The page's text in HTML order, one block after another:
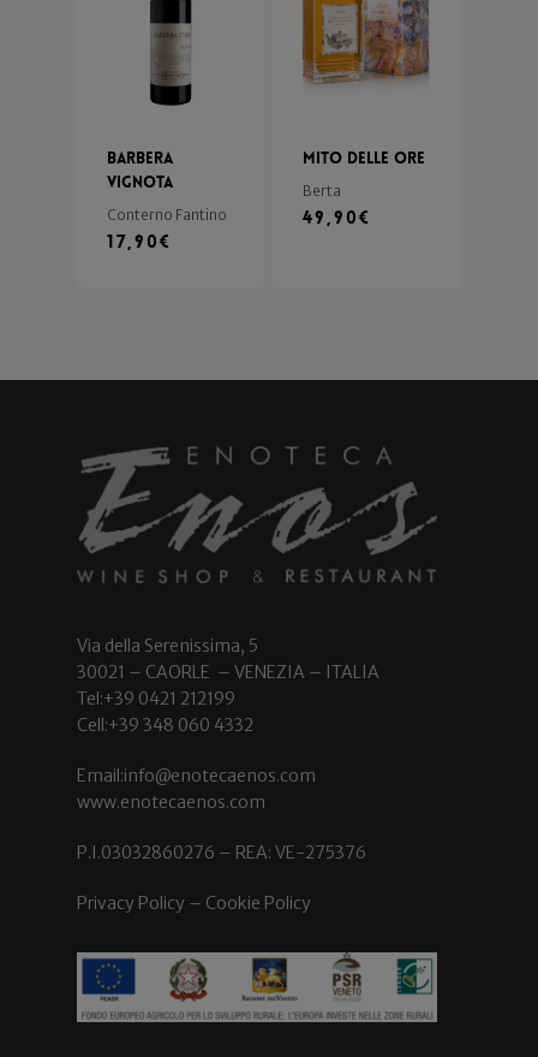
Barbera
Vignota
Conterno Fantino
17,90€
Mito delle Ore
Berta
49,90€
Via della Serenissima, 5
30021 – CAORLE – VENEZIA – ITALIA
Tel:+39 0421 212199
Cell:+39 348 060 4332
Email:info@enotecaenos.com
www.enotecaenos.com
P.I.03032860276 – REA: VE-275376
Privacy Policy – Cookie Policy